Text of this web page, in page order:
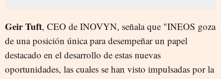
Geir Tuft, CEO de INOVYN, señala que "INEOS goza
de una posición única para desempeñar un papel
destacado en el desarrollo de estas nuevas
oportunidades, las cuales se han visto impulsadas por la